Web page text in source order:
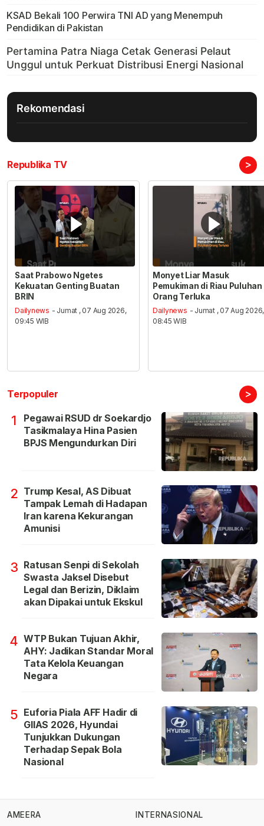
KSAD Bekali 100 Perwira TNI AD yang Menempuh
Pendidikan di Pakistan
Rekomendasi
Republika TV >
Saat Prabowo Ngetes
Kekuatan Genting Buatan
BRIN
Dailynews - Jumat , 07 Aug 2026,
09:45 WIB
Monyet Liar Masuk
Pemukiman di Riau Puluhan
Orang Terluka
Dailynews - Jumat , 07 Aug 2026,
08:45 WIB
Terpopuler >
1
Pegawai RSUD dr Soekardjo
Tasikmalaya Hina Pasien
BPJS Mengundurkan Diri
2 Trump Kesal, AS Dibuat
Tampak Lemah di Hadapan
Iran karena Kekurangan
Amunisi
3 Ratusan Senpi di Sekolah
Swasta Jaksel Disebut
Legal dan Berizin, Diklaim
akan Dipakai untuk Ekskul
4 WTP Bukan Tujuan Akhir,
AHY: Jadikan Standar Moral
Tata Kelola Keuangan
Negara
5 Euforia Piala AFF Hadir di
GIIAS 2026, Hyundai
Tunjukkan Dukungan
Terhadap Sepak Bola
Nasional
AMEERA
INTERNASIONAL